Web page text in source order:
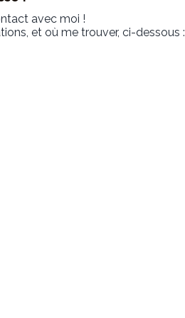
avec moi !
et où me trouver, ci-dessous :